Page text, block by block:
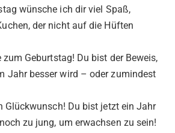
wünsche ich dir viel Spaß,
der nicht auf die Hüften
zum Geburtstag! Du bist der Beweis,
Jahr besser wird – oder zumindest
Glückwunsch! Du bist jetzt ein Jahr
zu jung, um erwachsen zu sein!